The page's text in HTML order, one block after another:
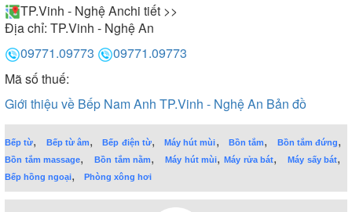
TP.Vinh - Nghệ Anchi tiết >>
Địa chỉ: TP.Vinh - Nghệ An
09771.09773
09771.09773
Mã số thuế:
Giới thiệu về Bếp Nam Anh TP.Vinh - Nghệ An Bản đồ
Bếp từ, Bếp từ âm,Bếp điện từ,Máy hút mùi, Bồn tắm, Bồn tắm đứng,
Bồn tắm massage,Bồn tắm nằm,Máy hút mùi,Máy rửa bát,Máy sấy bát,
Bếp hồng ngoại, Phòng xông hơi